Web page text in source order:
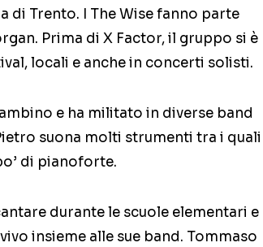
di Trento. I The Wise fanno parte
Prima di X Factor, il gruppo si è
locali e anche in concerti solisti.
e ha militato in diverse band
suona molti strumenti tra i quali
di pianoforte.
durante le scuole elementari e
insieme alle sue band. Tommaso